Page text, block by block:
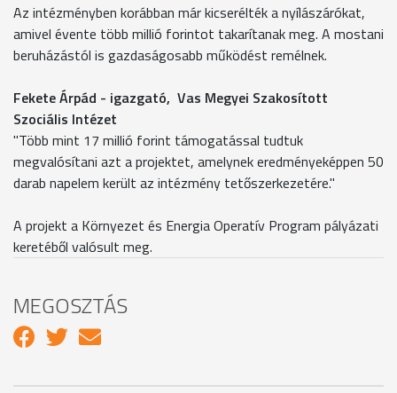
Az intézményben korábban már kicserélték a nyílászárókat,
amivel évente több millió forintot takarítanak meg. A mostani
beruházástól is gazdaságosabb működést remélnek.
Fekete Árpád - igazgató, Vas Megyei Szakosított
Szociális Intézet
"Több mint 17 millió forint támogatással tudtuk
megvalósítani azt a projektet, amelynek eredményeképpen 50
darab napelem került az intézmény tetőszerkezetére."
A projekt a Környezet és Energia Operatív Program pályázati
keretéből valósult meg.
MEGOSZTÁS